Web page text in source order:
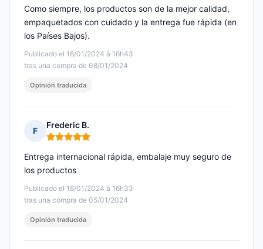
Publicado el 18/01/2024 à 16h43
tras una compra de 08/01/2024
Como siempre, los productos son de la mejor calidad,
empaquetados con cuidado y la entrega fue rápida (en
los Países Bajos).
Opinión traducida
F
Frederic B.
Nota: 5 de 5
Publicado el 18/01/2024 à 16h33
tras una compra de 05/01/2024
Entrega internacional rápida, embalaje muy seguro de
los productos
Opinión traducida